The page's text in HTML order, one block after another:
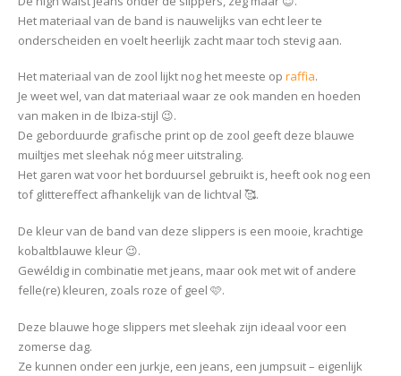
Het materiaal van de band is nauwelijks van echt leer te
onderscheiden en voelt heerlijk zacht maar toch stevig aan.
Het materiaal van de zool lijkt nog het meeste op raffia.
Je weet wel, van dat materiaal waar ze ook manden en hoeden
van maken in de Ibiza-stijl 😉.
De geborduurde grafische print op de zool geeft deze blauwe
muiltjes met sleehak nóg meer uitstraling.
Het garen wat voor het borduursel gebruikt is, heeft ook nog een
tof glittereffect afhankelijk van de lichtval 🥰.
De kleur van de band van deze slippers is een mooie, krachtige
kobaltblauwe kleur 😉.
Gewéldig in combinatie met jeans, maar ook met wit of andere
felle(re) kleuren, zoals roze of geel 🩷.
Deze blauwe hoge slippers met sleehak zijn ideaal voor een
zomerse dag.
Ze kunnen onder een jurkje, een jeans, een jumpsuit – eigenlijk